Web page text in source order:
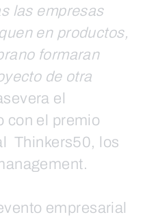
las empresas
en productos,
formaran
de otra
el
con el premio
Thinkers50, los
empresarial